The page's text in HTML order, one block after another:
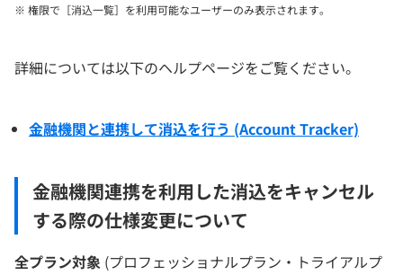
※ 権限で［消込一覧］を利用可能なユーザーのみ表示されます。
詳細については以下のヘルプページをご覧ください。
金融機関と連携して消込を行う (Account Tracker)
金融機関連携を利用した消込をキャンセル
する際の仕様変更について
全プラン対象 (プロフェッショナルプラン・トライアルプ